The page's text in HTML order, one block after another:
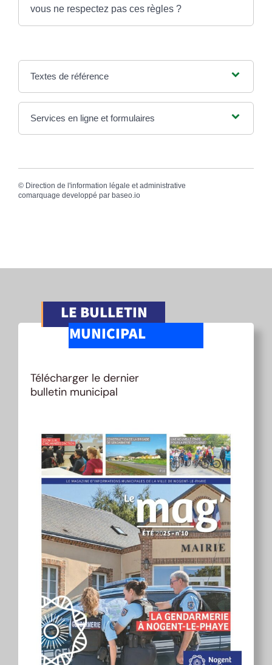
vous ne respectez pas ces règles ?
Textes de référence
Services en ligne et formulaires
© Direction de l'information légale et administrative
comarquage developpé par baseo.io
LE BULLETIN
MUNICIPAL
Télécharger le dernier
bulletin municipal